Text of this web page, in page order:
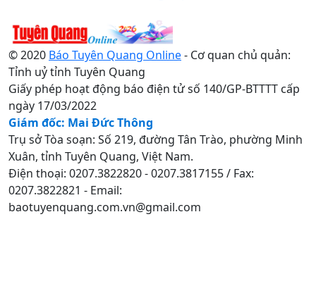
© 2020 Báo Tuyên Quang Online- Cơ quan chủ quản:
Tỉnh uỷ tỉnh Tuyên Quang
Giấy phép hoạt động báo điện tử số 140/GP-BTTTT cấp
ngày 17/03/2022
Giám đốc: Mai Đức Thông
Trụ sở Tòa soạn: Số 219, đường Tân Trào, phường Minh
Xuân, tỉnh Tuyên Quang, Việt Nam.
Điện thoại: 0207.3822820 - 0207.3817155 / Fax:
0207.3822821 - Email:
baotuyenquang.com.vn@gmail.com